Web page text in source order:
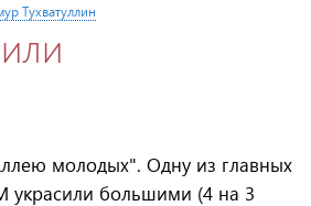
Тухватуллин
молодых". Одну из главных
украсили большими (4 на 3